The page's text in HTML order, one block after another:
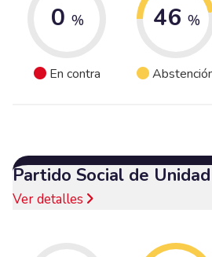
0 %
En contra
46 %
Partido Social de
Ver detalles